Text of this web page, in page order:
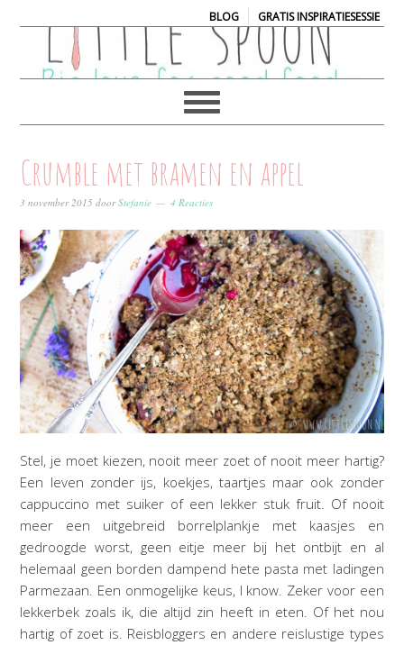
BLOG| GRATIS INSPIRATIESESSIE
Crumble met bramen en appel
3 november 2015 doorStefanie 4 Reacties
Stel, je moet kiezen, nooit meer zoet of nooit meer hartig?
Een leven zonder ijs, koekjes, taartjes maar ook zonder
cappuccino met suiker of een lekker stuk fruit. Of nooit
meer een uitgebreid borrelplankje met kaasjes en
gedroogde worst, geen eitje meer bij het ontbijt en al
helemaal geen borden dampend hete pasta met ladingen
Parmezaan. Een onmogelijke keus, I know. Zeker voor een
lekkerbek zoals ik, die altijd zin heeft in eten. Of het nou
hartig of zoet is. Reisbloggers en andere reislustige types